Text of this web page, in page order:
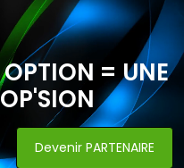
= UNE
Devenir PARTENAIRE